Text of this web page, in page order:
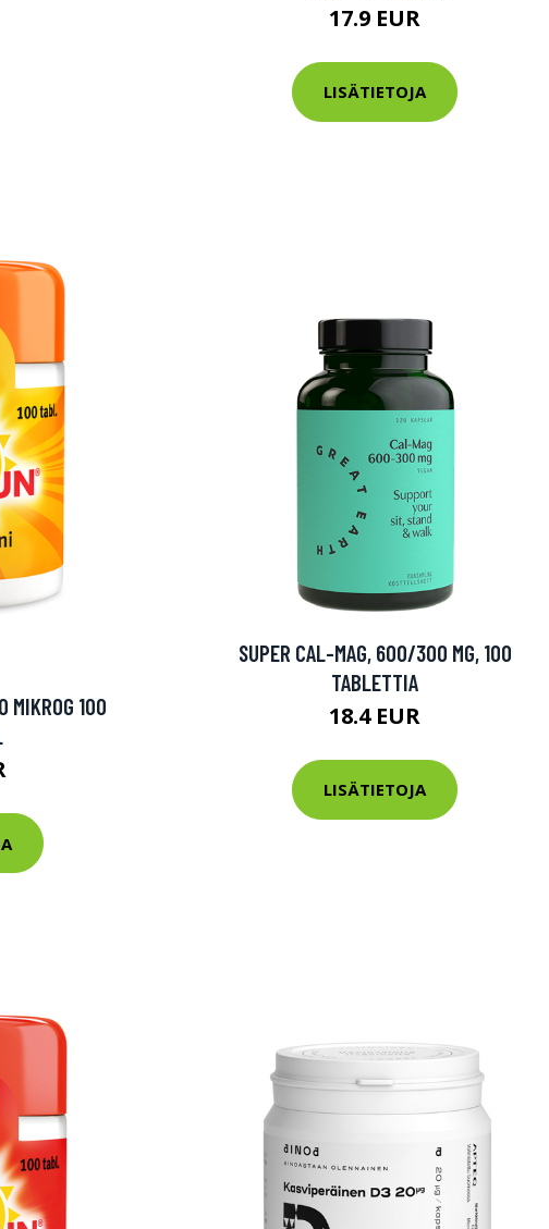
17.9 EUR
LISÄTIETOJA
MIKROG 100
SUPER CAL-MAG, 600/300 MG, 100
TABLETTIA
18.4 EUR
LISÄTIETOJA